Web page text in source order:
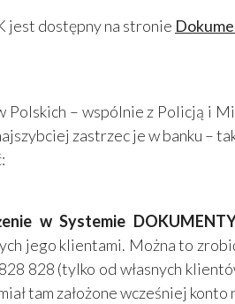
jest dostępny na stronie
Polskich – wspólnie z Policją i
zastrzec je w banku –
w Systemie
jego klientami. Można to
828 (tylko od własnych
tam założone wcześniej